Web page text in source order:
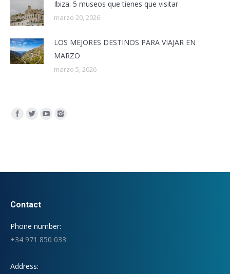
Ibiza: 5 museos que tienes que visitar
marzo 20, 2026
LOS MEJORES DESTINOS PARA VIAJAR EN
MARZO
marzo 5, 2026
Encuéntranos en:
Contact
Phone number:
+34 971 850 033
Address: